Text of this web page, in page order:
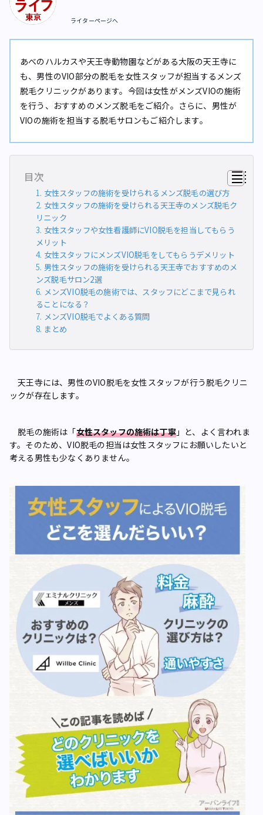
ライターページへ
あべのハルカスや天王寺動物園などがある大阪の天王寺に
も、男性のVIO部分の脱毛を女性スタッフが担当するメンズ
脱毛クリニックがあります。今回は女性がメンズVIOの施術
を行う、おすすめのメンズ脱毛をご紹介。さらに、男性が
VIOの施術を担当する脱毛サロンもご紹介します。
目次
女性スタッフの施術を受けられるメンズ脱毛の選び方
女性スタッフの施術を受けられる天王寺のメンズ脱毛ク
リニック
女性スタッフや女性看護師にVIO脱毛を担当してもらう
メリット
女性スタッフにメンズVIO脱毛をしてもらうデメリット
男性スタッフの施術を受けられる天王寺でおすすめのメ
ンズ脱毛サロン2選
メンズVIO脱毛の施術では、スタッフにどこまで見られ
ることになる？
メンズVIO脱毛でよくある質問
まとめ
天王寺には、男性のVIO脱毛を女性スタッフが行う脱毛クリニ
ックが存在します。
脱毛の施術は「女性スタッフの施術は丁寧 」と、よく言われま
す。そのため、VIO脱毛の担当は女性スタッフにお願いしたいと
考える男性も少なくありません。